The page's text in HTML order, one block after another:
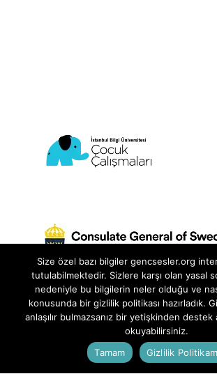
Genç Sesler Projesi, İstanbul Bilgi
Çocuk Çalışmaları Birimi ve İstanbul
Başkonsolosluğu ortaklığında
Size özel bazı bilgiler gencsesler.org
tutulabilmektedir. Sizlere karşı olan yasal
nedeniyle bu bilgilerin neler olduğu ve
konusunda bir gizlilik politikası hazırladık.
anlaşılır bulmazsanız bir yetişkinden
okuyabilirsiniz.
Tamam
Gizlilik